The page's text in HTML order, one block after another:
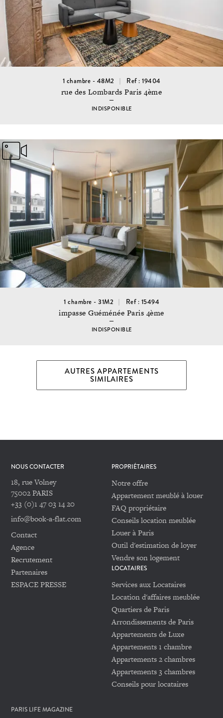
1 chambre - 48M2 Ref : 19404
rue des Lombards Paris 4ème
INDISPONIBLE
1 chambre - 31M2 Ref : 15494
impasse Guéménée Paris 4ème
INDISPONIBLE
AUTRES APPARTEMENTS
SIMILAIRES
NOUS CONTACTER
18, rue Volney
75002 PARIS
+33 (0)1 47 03 14 20
info@book-a-flat.com
Contact
Agence
Recrutement
Partenaires
ESPACE PRESSE
PROPRIÉTAIRES
Notre offre
Appartement meublé à louer
FAQ propriétaire
Conseils location meublée
Louer à Paris
Outil d'estimation de loyer
Vendre son logement
LOCATAIRES
Services aux Locataires
Location d'affaires meublée
Quartiers de Paris
Arrondissements de Paris
Appartements de Luxe
Appartements 1 chambre
Appartements 2 chambres
Appartements 3 chambres
Conseils pour locataires
PARIS LIFE MAGAZINE